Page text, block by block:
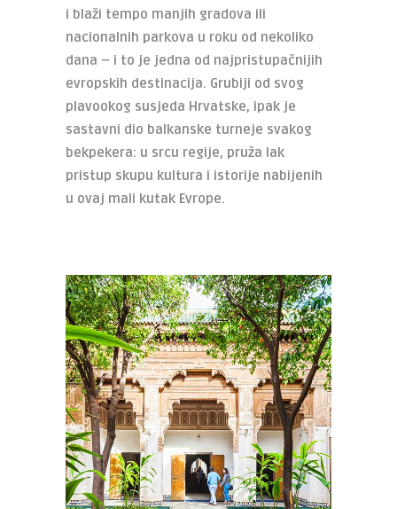
i blaži tempo manjih gradova ili
nacionalnih parkova u roku od nekoliko
dana – i to je jedna od najpristupačnijih
evropskih destinacija. Grubiji od svog
plavookog susjeda Hrvatske, ipak je
sastavni dio balkanske turneje svakog
bekpekera: u srcu regije, pruža lak
pristup skupu kultura i istorije nabijenih
u ovaj mali kutak Evrope.